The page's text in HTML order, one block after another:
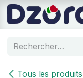
Se rendre au contenu
Tous les produits